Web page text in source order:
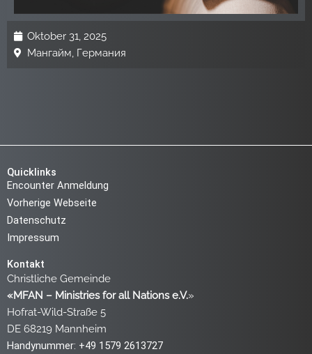
Oktober 31, 2025
Мангайм, Германия
Quicklinks
Encounter Anmeldung
Vorherige Webseite
Datenschutz
Impressum
Kontakt
Christliche Gemeinde
«MFAN – Ministries for all Nations e.V.»
Hofrat-Wild-Straße 5
DE 68219 Mannheim
Handynummer: +49 1579 2613727